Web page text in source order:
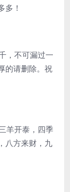
多！
，不可漏过一
的请删除。祝
羊开泰，四季
八方来财，九